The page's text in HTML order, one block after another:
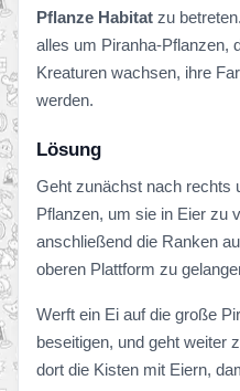
Pflanze Habitat zu
alles um Piranha-Pflanzen,
Kreaturen wachsen, ihre
werden.
Lösung
Geht zunächst nach rechts
Pflanzen, um sie in Eier zu
anschließend die Ranken
oberen Plattform zu
Werft ein Ei auf die große
beseitigen, und geht weiter
dort die Kisten mit Eiern,